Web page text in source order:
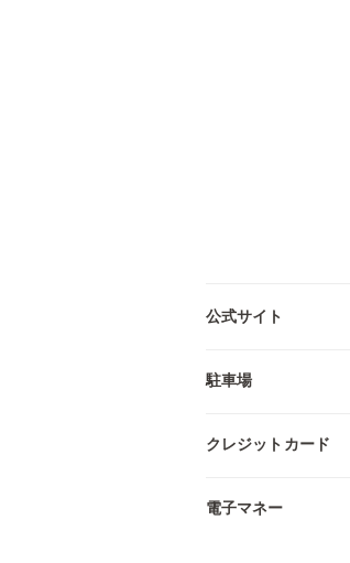
公式サイト
駐車場
クレジットカード
電子マネー